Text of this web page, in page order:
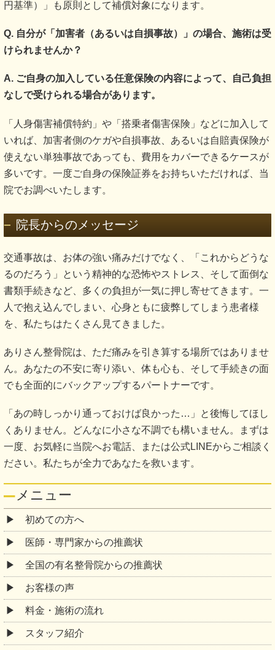
円基準）」も原則として補償対象になります。
Q. 自分が「加害者（あるいは自損事故）」の場合、施術は受
けられませんか？
A. ご自身の加入している任意保険の内容によって、自己負担
なしで受けられる場合があります。
「人身傷害補償特約」や「搭乗者傷害保険」などに加入して
いれば、加害者側のケガや自損事故、あるいは自賠責保険が
使えない単独事故であっても、費用をカバーできるケースが
多いです。一度ご自身の保険証券をお持ちいただければ、当
院でお調べいたします。
院長からのメッセージ
交通事故は、お体の強い痛みだけでなく、「これからどうな
るのだろう」という精神的な恐怖やストレス、そして面倒な
書類手続きなど、多くの負担が一気に押し寄せてきます。一
人で抱え込んでしまい、心身ともに疲弊してしまう患者様
を、私たちはたくさん見てきました。
ありさん整骨院は、ただ痛みを引き算する場所ではありませ
ん。あなたの不安に寄り添い、体も心も、そして手続きの面
でも全面的にバックアップするパートナーです。
「あの時しっかり通っておけば良かった…」と後悔してほし
くありません。どんなに小さな不調でも構いません。まずは
一度、お気軽に当院へお電話、または公式LINEからご相談く
ださい。私たちが全力であなたを救います。
メニュー
初めての方へ
医師・専門家からの推薦状
全国の有名整骨院からの推薦状
お客様の声
料金・施術の流れ
スタッフ紹介